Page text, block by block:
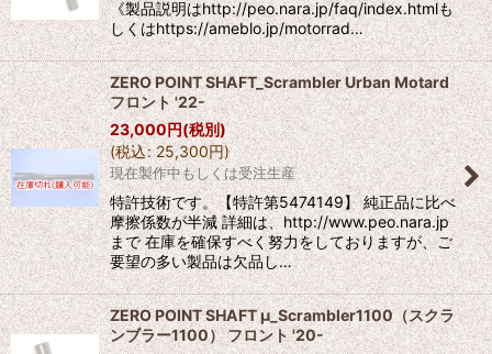
《製品説明はhttp://peo.nara.jp/faq/index.htmlも
しくはhttps://ameblo.jp/motorrad…
ZERO POINT SHAFT_Scrambler Urban Motard
フロント '22-
23,000円(税別)
(税込: 25,300円)
現在製作中もしくは受注生産
特許技術です。【特許第5474149】 純正品に比べ
摩擦係数が半減 詳細は、http://www.peo.nara.jp
まで 在庫を確保すべく努力をしておりますが、ご
要望の多い製品は欠品し…
ZERO POINT SHAFT μ_Scrambler1100（スクラ
ンブラー1100） フロント '20-